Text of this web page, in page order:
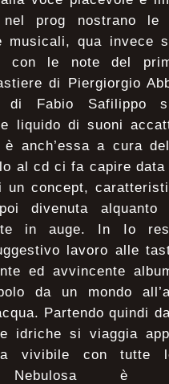
nel prog nostrano le
musicali, qua invece
con le note del
di Piergiorgio
Fabio Safilippo
e liquido di suoni
è anch’essa a cura
al cd ci fa capire
concept,
divenuta alquanto
in auge. In Io
lavoro alle
ed avvincente
da un mondo
Partendo quindi
idriche si viaggia
vivibile con tutte
Nebulosa è